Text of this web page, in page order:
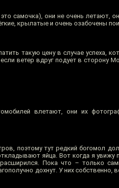
самочка), они не очень летают,
крылатые и очень озабочены
такую цену в случае успеха,
ветер вдруг подует в сторону
влетают, они их
поэтому тут редкий богомол
яйца. Вот когда я
Пока что – только
дохнут. У них собственно,